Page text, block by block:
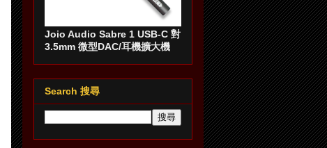
Joio Audio Sabre 1 USB-C 對
3.5mm 微型DAC/耳機擴大機
Search 搜尋